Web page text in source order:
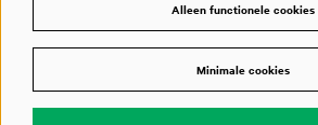
Alleen functionele cookies
Minimale cookies